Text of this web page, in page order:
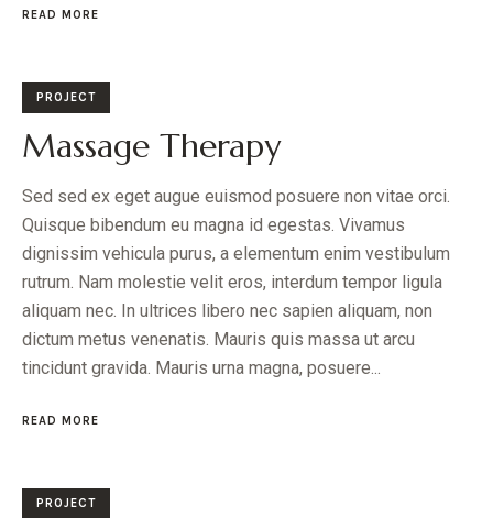
READ MORE
PROJECT
Massage Therapy
Sed sed ex eget augue euismod posuere non vitae orci.
Quisque bibendum eu magna id egestas. Vivamus
dignissim vehicula purus, a elementum enim vestibulum
rutrum. Nam molestie velit eros, interdum tempor ligula
aliquam nec. In ultrices libero nec sapien aliquam, non
dictum metus venenatis. Mauris quis massa ut arcu
tincidunt gravida. Mauris urna magna, posuere...
READ MORE
PROJECT